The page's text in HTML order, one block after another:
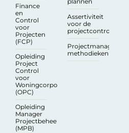
Finance
en
Control
voor
Projecten
(FCP)
Opleiding
Project
Control
voor
Woningcorporaties
(OPC)
Opleiding
Manager
Projectbeheersing
(MPB)
Assertiviteit
voor de
projectcontroller
Projectmanagement
methodieken